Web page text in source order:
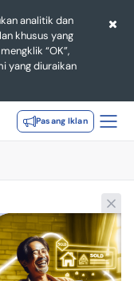
analitik dan
khusus yang
“OK”,
yang diuraikan
Pasang Iklan